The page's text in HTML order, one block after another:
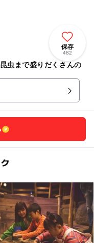
保存
482
虫まで盛りだくさんの